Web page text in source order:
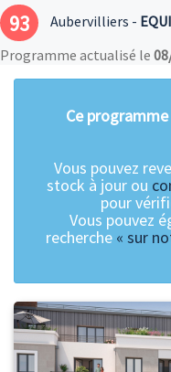
93 Aubervilliers -
Programme actualisé le
Ce
Vous pouvez
stock à jour ou
pour
Vous pouvez
recherche « sur